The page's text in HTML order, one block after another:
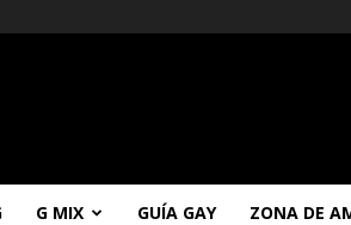
G MIX GUÍA GAY ZONA DE